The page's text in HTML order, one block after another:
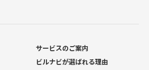
サービスのご案内
ビルナビが選ばれる理由